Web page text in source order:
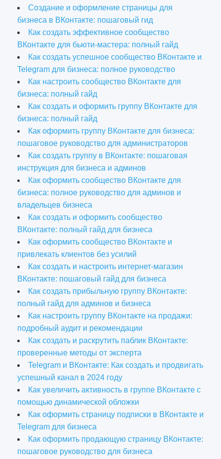
Создание и оформление страницы для
бизнеса в ВКонтакте: пошаговый гид
Как создать эффективное сообщество
ВКонтакте для бьюти-мастера: полный гайд
Как создать успешное сообщество ВКонтакте и
Telegram для бизнеса: полное руководство
Как настроить сообщество ВКонтакте для
бизнеса: полный гайд
Как создать и оформить группу ВКонтакте для
бизнеса: полный гайд
Как оформить группу ВКонтакте для бизнеса:
пошаговое руководство для администраторов
Как создать группу в ВКонтакте: пошаговая
инструкция для бизнеса и админов
Как оформить сообщество ВКонтакте для
бизнеса: полное руководство для админов и
владельцев бизнеса
Как создать и оформить сообщество
ВКонтакте: полный гайд для бизнеса
Как оформить сообщество ВКонтакте и
привлекать клиентов без усилий
Как создать и настроить интернет-магазин
ВКонтакте: пошаговый гайд для бизнеса
Как создать прибыльную группу ВКонтакте:
полный гайд для админов и бизнеса
Как настроить группу ВКонтакте на продажи:
подробный аудит и рекомендации
Как создать и раскрутить паблик ВКонтакте:
проверенные методы от эксперта
Telegram и ВКонтакте: Как создать и продвигать
успешный канал в 2024 году
Как увеличить активность в группе ВКонтакте с
помощью динамической обложки
Как оформить страницу подписки в ВКонтакте и
Telegram для бизнеса
Как оформить продающую страницу ВКонтакте:
пошаговое руководство для бизнеса